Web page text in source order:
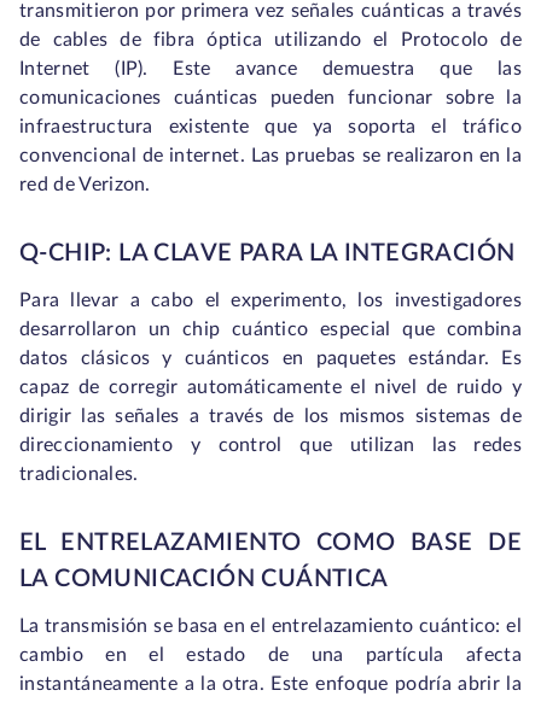
transmitieron por primera vez señales cuánticas a través
de cables de fibra óptica utilizando el Protocolo de
Internet (IP). Este avance demuestra que las
comunicaciones cuánticas pueden funcionar sobre la
infraestructura existente que ya soporta el tráfico
convencional de internet. Las pruebas se realizaron en la
red de Verizon.
Q-CHIP: LA CLAVE PARA LA INTEGRACIÓN
Para llevar a cabo el experimento, los investigadores
desarrollaron un chip cuántico especial que combina
datos clásicos y cuánticos en paquetes estándar. Es
capaz de corregir automáticamente el nivel de ruido y
dirigir las señales a través de los mismos sistemas de
direccionamiento y control que utilizan las redes
tradicionales.
EL ENTRELAZAMIENTO COMO BASE DE
LA COMUNICACIÓN CUÁNTICA
La transmisión se basa en el entrelazamiento cuántico: el
cambio en el estado de una partícula afecta
instantáneamente a la otra. Este enfoque podría abrir la